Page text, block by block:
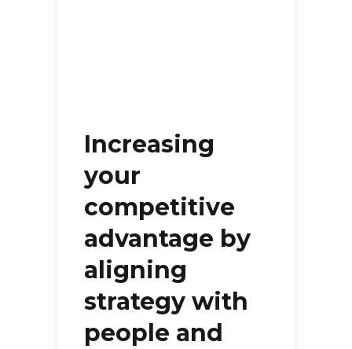
Increasing
your
competitive
advantage by
aligning
strategy with
people and